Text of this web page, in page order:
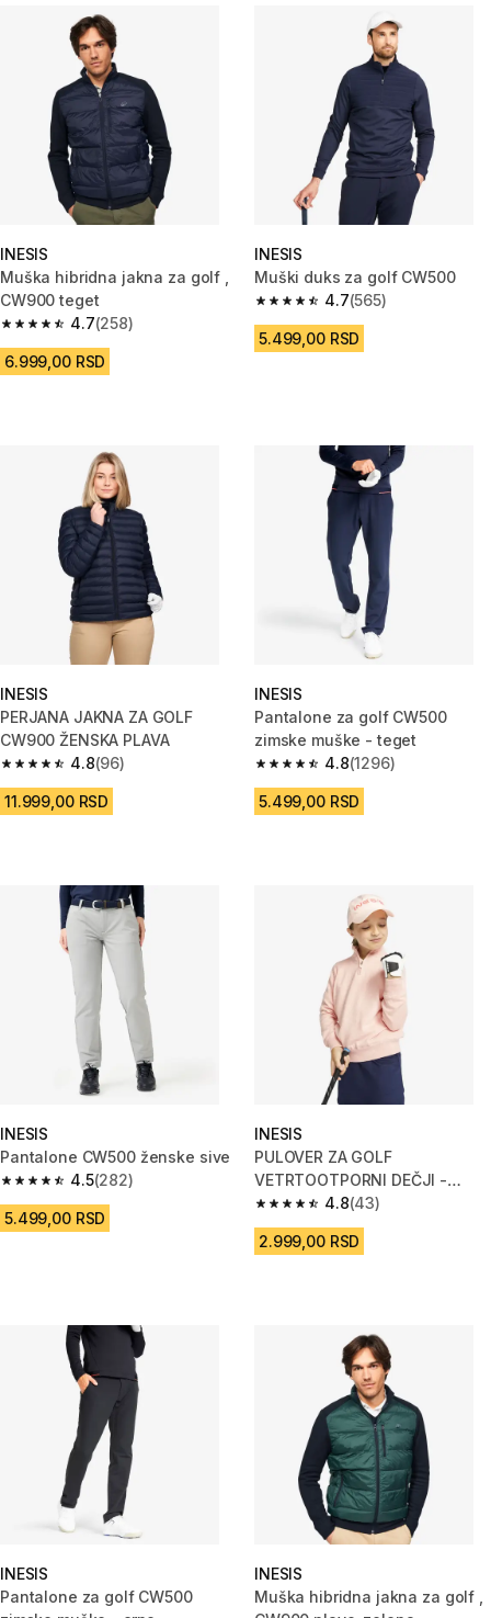
INESIS
Muška hibridna jakna za golf ,
CW900 teget
4.7
4.7 od 5 zvezdica from 258 Recenzije
(258)
6.999,00 RSD
INESIS
Muški duks za golf CW500
4.7
4.7 od 5 zvezdica from 565
(565)
5.499,00 RSD
INESIS
PERJANA JAKNA ZA GOLF
CW900 ŽENSKA PLAVA
4.8
4.8 od 5 zvezdica from 96 Recenzije
(96)
11.999,00 RSD
INESIS
Pantalone za golf CW500
zimske muške - teget
4.8
4.8 od 5 zvezdica from 1296
(1296)
5.499,00 RSD
INESIS
Pantalone CW500 ženske sive
4.5
4.5 od 5 zvezdica from 282 Recenzije
(282)
5.499,00 RSD
INESIS
PULOVER ZA GOLF
VETRTOOTPORNI DEČJI -
ROZE
4.8
4.8 od 5 zvezdica from 43
(43)
2.999,00 RSD
INESIS
Pantalone za golf CW500
INESIS
Muška hibridna jakna za golf ,